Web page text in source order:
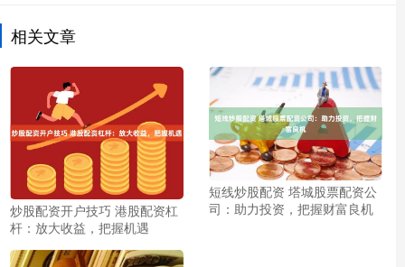
相关文章
炒股配资开户技巧 港股配资杠
杆：放大收益，把握机遇
短线炒股配资 塔城股票配资公
司：助力投资，把握财富良机